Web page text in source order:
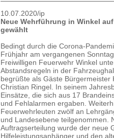
10.07.2020/ip
Neue Wehrführung in Winkel
gewählt
Bedingt durch die Corona-
Frühjahr am vergangenen
Freiwilligen Feuerwehr Winkel
Abstandsregeln in der
begrüßte als Gäste Bürgermeister
Christian Ringel. In seinem
Einsätze, die sich aus 17
und Fehlalarmen ergaben.
Feuerwehrleuten zwölf an
und Landesebene teilgenommen.
Auftragserteilung wurde der neue
Hilfeleistungsanhänger und den